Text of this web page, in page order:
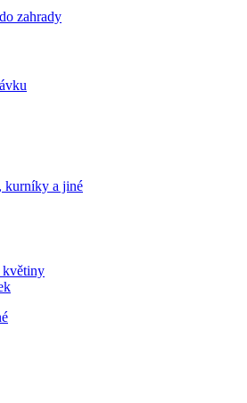
zahrady
kurníky a jiné
květiny